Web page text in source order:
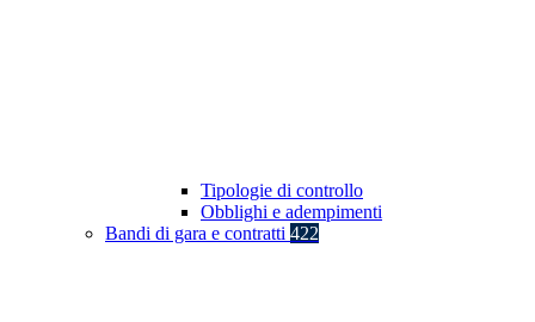
Tipologie di controllo
Obblighi e adempimenti
Bandi di gara e contratti 422